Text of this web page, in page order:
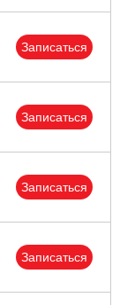
Записаться
Записаться
Записаться
Записаться